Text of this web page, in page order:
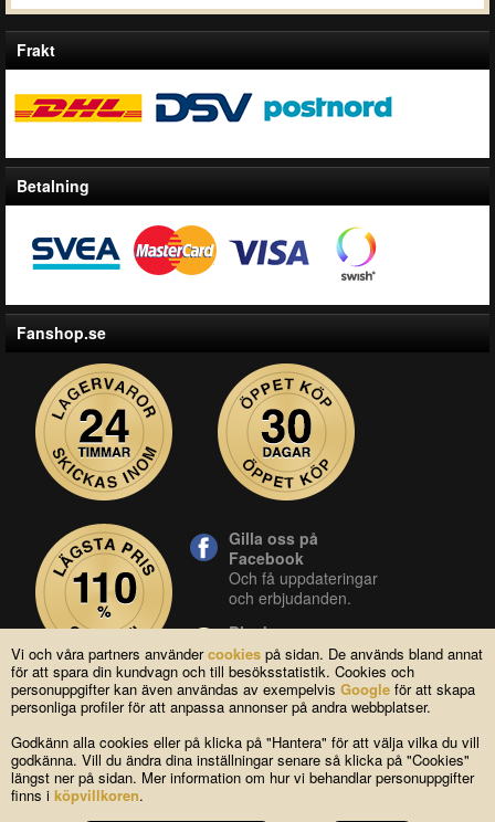
Vi och våra partners användercookies på sidan. De används bland annat
för att spara din kundvagn och till besöksstatistik. Cookies och
personuppgifter kan även användas av exempelvis Google för att skapa
personliga profiler för att anpassa annonser på andra webbplatser.
Godkänn alla cookies eller på klicka på "Hantera" för att välja vilka du vill
godkänna. Vill du ändra dina inställningar senare så klicka på "Cookies"
längst ner på sidan. Mer information om hur vi behandlar personuppgifter
finns i köpvillkoren.
Frakt
Betalning
Fanshop.se
Gilla oss på
Facebook
Och få uppdateringar
och erbjudanden.
Blocket
Vår butik på blocket.
YouTube
Se våra produkter live
Copyright © 2004-2026 Lagsidan AB